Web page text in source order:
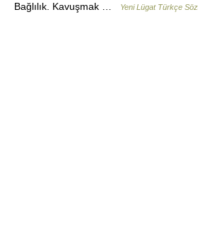
Bağlılık. Kavuşmak …
Yeni Lügat Türkçe